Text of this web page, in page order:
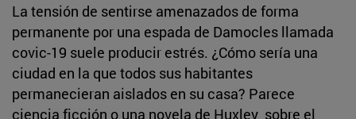
La tensión de sentirse amenazados de forma
permanente por una espada de Damocles llamada
covic-19 suele producir estrés. ¿Cómo sería una
ciudad en la que todos sus habitantes
permanecieran aislados en su casa? Parece
ciencia ficción o una novela de Huxley sobre el